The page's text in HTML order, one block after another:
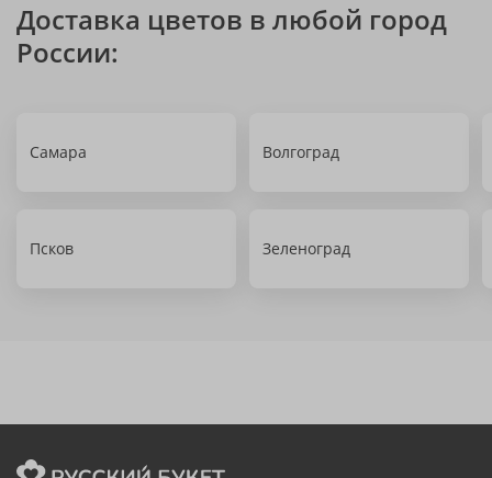
Доставка цветов в любой город
России:
Самара Волгоград
Псков Зеленоград